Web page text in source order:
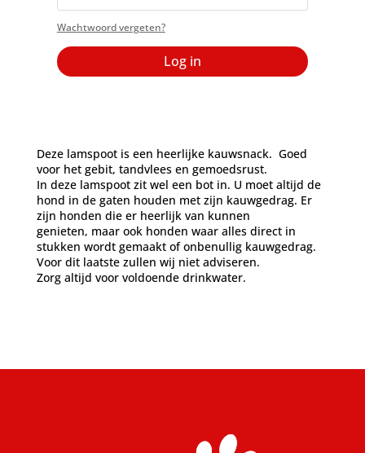
Wachtwoord vergeten?
Log in
Deze lamspoot is een heerlijke kauwsnack. Goed
voor het gebit, tandvlees en gemoedsrust.
In deze lamspoot zit wel een bot in. U moet altijd de
hond in de gaten houden met zijn kauwgedrag. Er
zijn honden die er heerlijk van kunnen
genieten, maar ook honden waar alles direct in
stukken wordt gemaakt of onbenullig kauwgedrag.
Voor dit laatste zullen wij niet adviseren.
Zorg altijd voor voldoende drinkwater.